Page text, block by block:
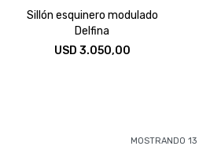
Sillón esquinero modulado
Delfina
USD 3.050,00
MOSTRANDO 13